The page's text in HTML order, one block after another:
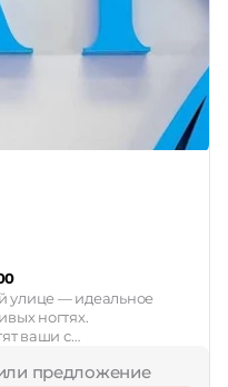
улице — идеальное
ногтях.
ваши с…
предложение